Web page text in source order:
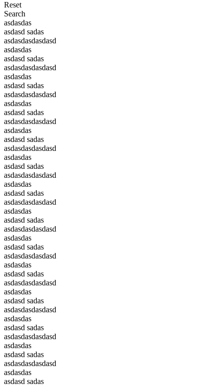
Reset
Search
asdasdas
asdasd sadas
asdasdasdasdasd
asdasdas
asdasd sadas
asdasdasdasdasd
asdasdas
asdasd sadas
asdasdasdasdasd
asdasdas
asdasd sadas
asdasdasdasdasd
asdasdas
asdasd sadas
asdasdasdasdasd
asdasdas
asdasd sadas
asdasdasdasdasd
asdasdas
asdasd sadas
asdasdasdasdasd
asdasdas
asdasd sadas
asdasdasdasdasd
asdasdas
asdasd sadas
asdasdasdasdasd
asdasdas
asdasd sadas
asdasdasdasdasd
asdasdas
asdasd sadas
asdasdasdasdasd
asdasdas
asdasd sadas
asdasdasdasdasd
asdasdas
asdasd sadas
asdasdasdasdasd
asdasdas
asdasd sadas